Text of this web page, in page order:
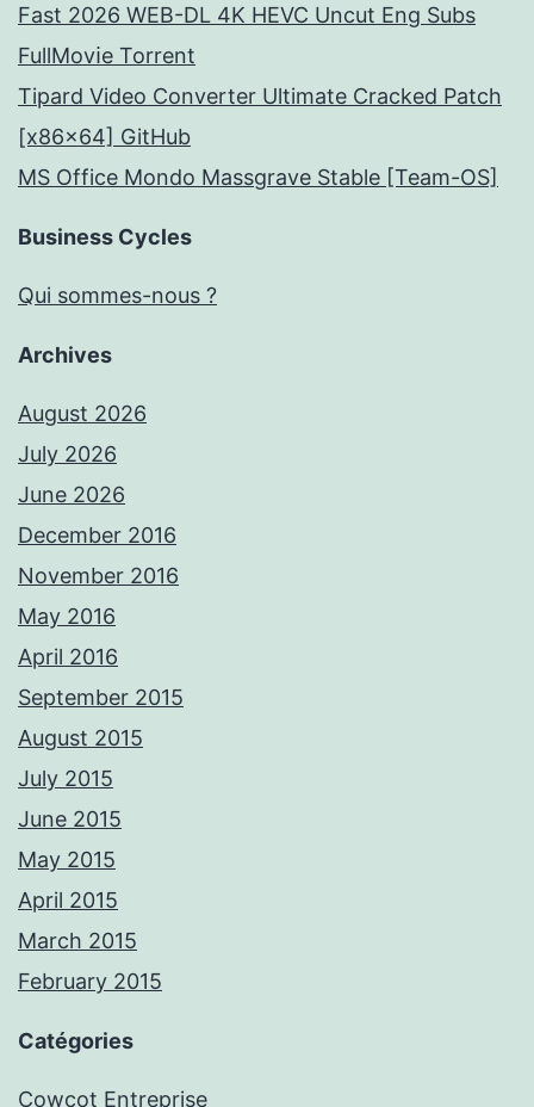
Fast 2026 WEB-DL 4K HEVC Uncut Eng Subs
FullMov𝗂e Torrent
Tipard Video Converter Ultimate Cracked Patch
[x86x64] GitHub
MS Office Mondo Massgrave Stable [Team-OS]
Business Cycles
Qui sommes-nous ?
Archives
August 2026
July 2026
June 2026
December 2016
November 2016
May 2016
April 2016
September 2015
August 2015
July 2015
June 2015
May 2015
April 2015
March 2015
February 2015
Catégories
Cowcot Entreprise